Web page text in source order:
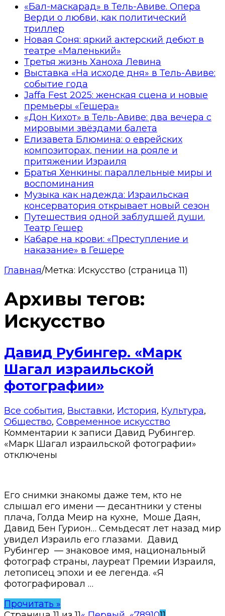
«Бал-маскарад» в Тель-Авиве. Опера
Верди о любви, как политический
триллер
Новая Соня: яркий актерский дебют в
театре «Маленький»
Третья жизнь Ханоха Левина
Выставка «На исходе дня» в Тель-Авиве:
событие года
Jaffa Fest 2025: женская сцена и новые
премьеры «Гешера»
«Дон Кихот» в Тель-Авиве: два вечера с
мировыми звёздами балета
Елизавета Блюмина: о еврейских
композиторах, пении на рояле и
притяжении Израиля
Братья Хенкины: параллельные миры и
воспоминания
Музыка как надежда: Израильская
консерватория открывает новый сезон
Путешествия одной заблудшей души.
Театр Гешер
Кабаре на крови: «Преступление и
наказание» в Гешере
Главная/Метка: Искусство (страница 11)
Архивы тегов:
Искусство
Давид Рубингер. «Марк
Шагал израильской
фотографии»
Все события, Выставки, История, Культура,
Общество, Современное искусство
Комментарии к записи Давид Рубингер.
«Марк Шагал израильской фотографии»
отключены
Его снимки знакомы даже тем, кто не
слышал его имени — десантники у стены
плача, Голда Меир на кухне, Моше Даян,
Давид Бен Гурион… Семьдесят лет назад мир
увидел Израиль его глазами. Давид
Рубингер — знаковое имя, национальный
фотограф страны, лауреат Премии Израиля,
летописец эпохи и ее легенда. «Я
фотографировал …
Прочитать »